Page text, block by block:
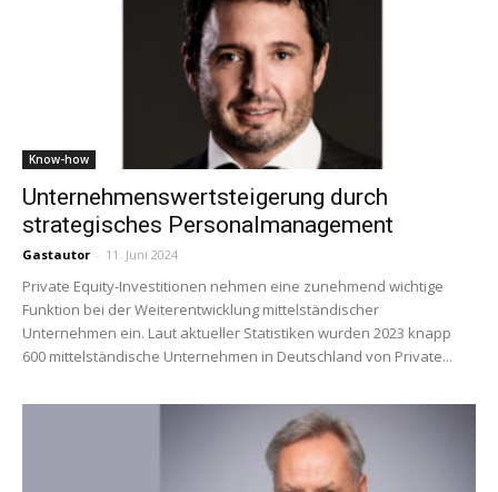
Know-how
Unternehmenswertsteigerung durch
strategisches Personalmanagement
Gastautor - 11. Juni 2024
Private Equity-Investitionen nehmen eine zunehmend wichtige
Funktion bei der Weiterentwicklung mittelständischer
Unternehmen ein. Laut aktueller Statistiken wurden 2023 knapp
600 mittelständische Unternehmen in Deutschland von Private...